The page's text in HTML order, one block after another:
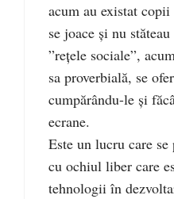
acum au existat
se joace și nu
”rețele sociale”,
sa proverbială, se
cumpărându-le și
ecrane.
Este un lucru care se
cu ochiul liber care
tehnologii în